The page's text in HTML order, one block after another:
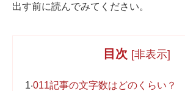
出す前に読んでみてください。
目次 [非表示]
1011記事の文字数はどのくらい？